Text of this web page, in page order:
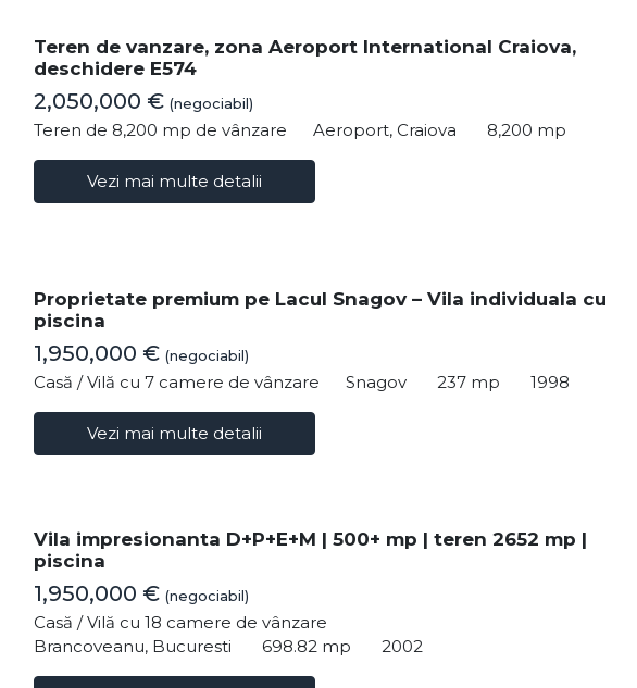
Teren de vanzare, zona Aeroport International Craiova,
deschidere E574
2,050,000 € (negociabil)
Teren de 8,200 mp de vânzare Aeroport, Craiova 8,200 mp
Vezi mai multe detalii
Proprietate premium pe Lacul Snagov – Vila individuala cu
piscina
1,950,000 € (negociabil)
Casă / Vilă cu 7 camere de vânzare Snagov 237 mp 1998
Vezi mai multe detalii
Vila impresionanta D+P+E+M | 500+ mp | teren 2652 mp |
piscina
1,950,000 € (negociabil)
Casă / Vilă cu 18 camere de vânzare
Brancoveanu, Bucuresti
698.82 mp 2002